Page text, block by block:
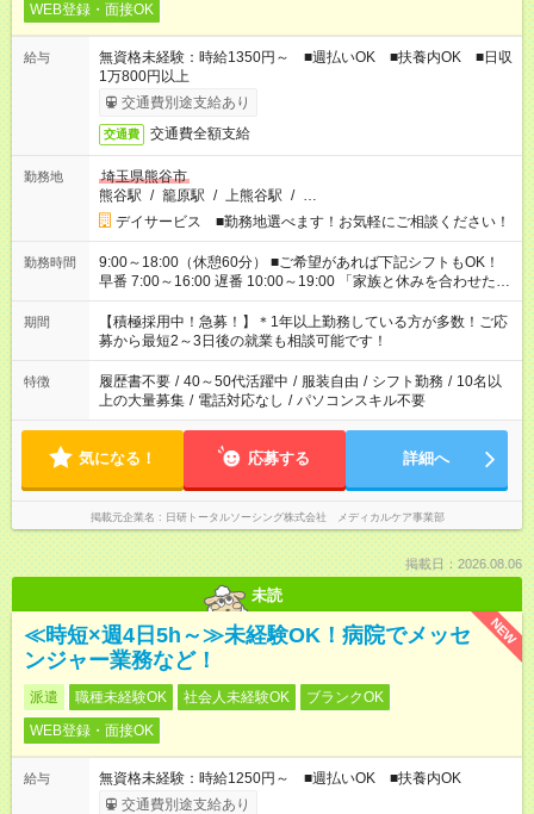
WEB登録・面接OK
給与
無資格未経験：時給1350円～ ■週払いOK ■扶養内OK ■日収
1万800円以上
交通費別途支給あり
交通費 交通費全額支給
勤務地
埼玉県熊谷市
熊谷駅 / 籠原駅 / 上熊谷駅 / …
デイサービス ■勤務地選べます！お気軽にご相談ください！
勤務時間
9:00～18:00（休憩60分） ■ご希望があれば下記シフトもOK！
早番 7:00～16:00 遅番 10:00～19:00 「家族と休みを合わせた
い」 「余裕を持って夕飯の準備がしたい」 「できれば残業はし
たくない」 など、ご希望を教えてくださいね。 ※Wワーク希望
の方へ 今ご覧のお仕事で希望する勤務時間と、もう1つのお仕事
の勤務時間。 合計で週40時間を超える場合は応募できません。
期間
【積極採用中！急募！】＊1年以上勤務している方が多数！ご応
募から最短2～3日後の就業も相談可能です！
特徴 履歴書不要 / 40～50代活躍中 / 服装自由 / シフト勤務 / 10名以
上の大量募集 / 電話対応なし / パソコンスキル不要
気になる！ 応募する 詳細へ
掲載元企業名 日研トータルソーシング株式会社 メディカルケア事業部
掲載日：2026.08.06
未読
NEW
≪時短×週4日5h～≫未経験OK！病院でメッセ
ンジャー業務など！
派遣 職種未経験OK 社会人未経験OK
ブランクOK
WEB登録・面接OK
給与
無資格未経験：時給1250円～ ■週払いOK ■扶養内OK
交通費別途支給あり